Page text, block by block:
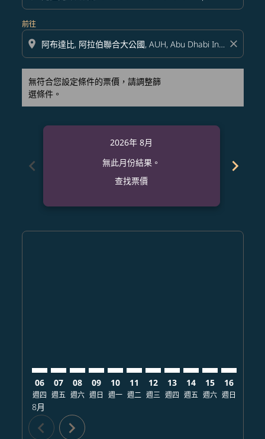
前往
location_on close
無符合您設定條件的票價，請調整篩
選條件。
chevron_left
2026年 8月
無此月份結果。
查找票價
chevron_right
06
週四
8月
07
週五
08
週六
09
週日
10
週一
11
週二
12
週三
13
週四
14
週五
15
週六
16
週日
chevron_left chevron_right